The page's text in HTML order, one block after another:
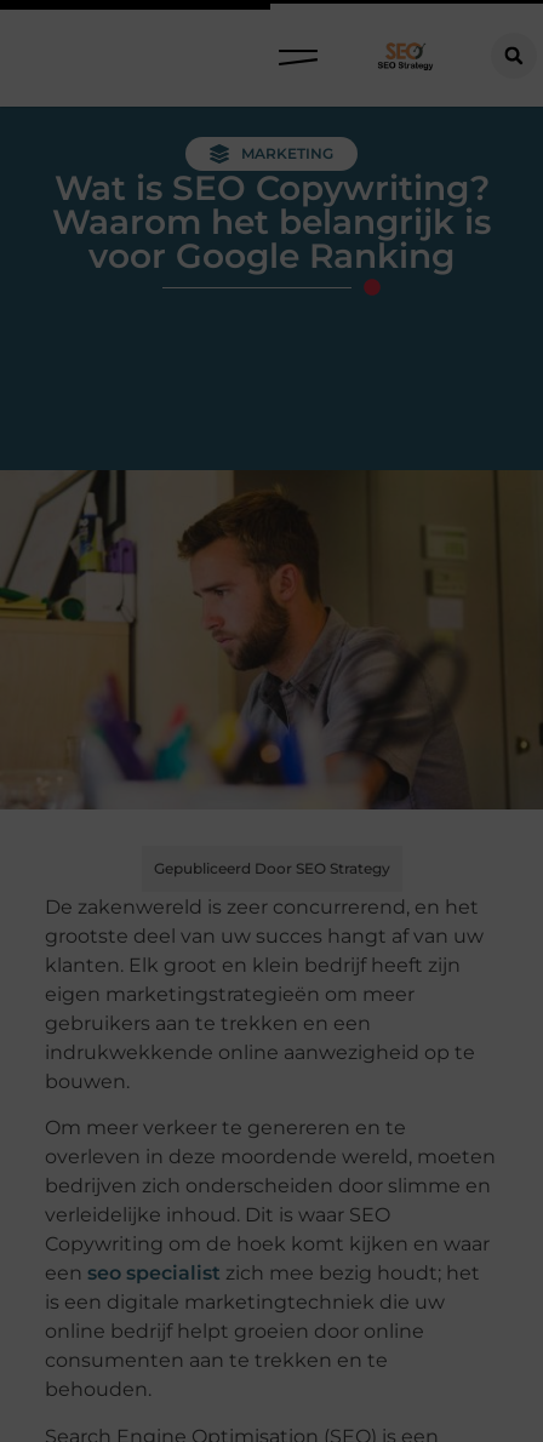
MARKETING
Wat is SEO Copywriting?
Waarom het belangrijk is
voor Google Ranking
Gepubliceerd Door SEO Strategy
De zakenwereld is zeer concurrerend, en het
grootste deel van uw succes hangt af van uw
klanten. Elk groot en klein bedrijf heeft zijn
eigen marketingstrategieën om meer
gebruikers aan te trekken en een
indrukwekkende online aanwezigheid op te
bouwen.
Om meer verkeer te genereren en te
overleven in deze moordende wereld, moeten
bedrijven zich onderscheiden door slimme en
verleidelijke inhoud. Dit is waar SEO
Copywriting om de hoek komt kijken en waar
een seo specialist zich mee bezig houdt; het
is een digitale marketingtechniek die uw
online bedrijf helpt groeien door online
consumenten aan te trekken en te
behouden.
Search Engine Optimisation (SEO) is een